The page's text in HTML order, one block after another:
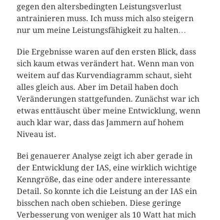
gegen den altersbedingten Leistungsverlust
antrainieren muss. Ich muss mich also steigern
nur um meine Leistungsfähigkeit zu halten…
Die Ergebnisse waren auf den ersten Blick, dass
sich kaum etwas verändert hat. Wenn man von
weitem auf das Kurvendiagramm schaut, sieht
alles gleich aus. Aber im Detail haben doch
Veränderungen stattgefunden. Zunächst war ich
etwas enttäuscht über meine Entwicklung, wenn
auch klar war, dass das Jammern auf hohem
Niveau ist.
Bei genauerer Analyse zeigt ich aber gerade in
der Entwicklung der IAS, eine wirklich wichtige
Kenngröße, das eine oder andere interessante
Detail. So konnte ich die Leistung an der IAS ein
bisschen nach oben schieben. Diese geringe
Verbesserung von weniger als 10 Watt hat mich